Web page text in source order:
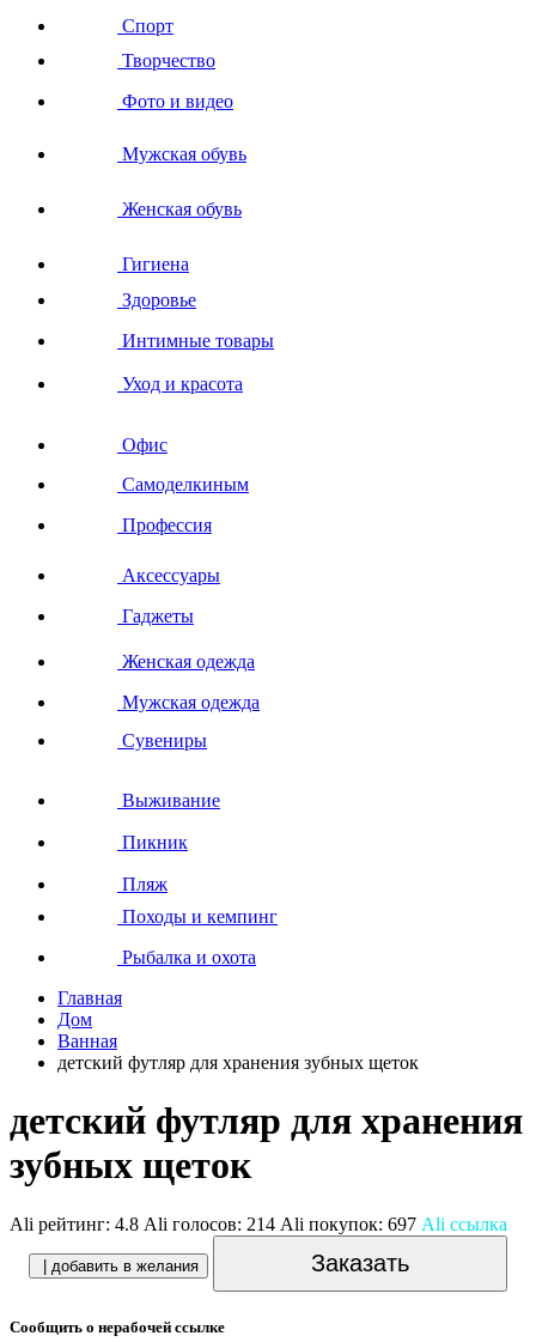
Спорт
Творчество
Фото и видео
Мужская обувь
Женская обувь
Гигиена
Здоровье
Интимные товары
Уход и красота
Офис
Самоделкиным
Профессия
Аксессуары
Гаджеты
Женская одежда
Мужская одежда
Сувениры
Выживание
Пикник
Пляж
Походы и кемпинг
Рыбалка и охота
Главная
Дом
Ванная
детский футляр для хранения зубных щеток
детский футляр для хранения
зубных щеток
Ali рейтинг: 4.8 Ali голосов: 214 Ali покупок: 697 Ali ссылка
| добавить в желания Заказать
Сообщить о нерабочей ссылке